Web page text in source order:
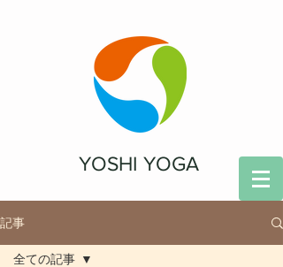
YOSHI YOGA
記事
全ての記事